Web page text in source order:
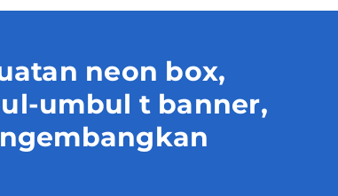
neon box,
umbul t banner,